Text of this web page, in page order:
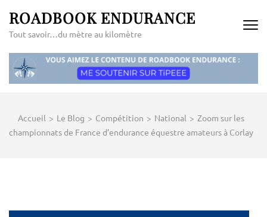
contenu
Entrée)
ROADBOOK ENDURANCE
Tout savoir…du mètre au kilomètre
Accueil > Le Blog > Compétition > National > Zoom sur les
championnats de France d’endurance équestre amateurs à Corlay